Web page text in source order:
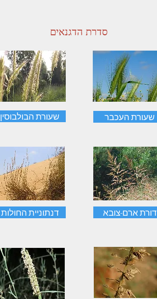
סדרת הדגנאים
שעורת הבולבוסין
דנתוניית החולות
שעורת העכבר
דורת ארם-צובא